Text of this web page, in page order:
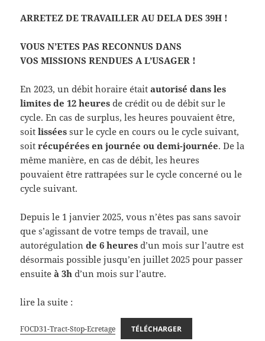
ARRETEZ DE TRAVAILLER AU DELA DES 39H !
VOUS N’ETES PAS RECONNUS DANS
VOS MISSIONS RENDUES A L’USAGER !
En 2023, un débit horaire étaitautorisé dans les
limites de 12 heures de crédit ou de débit sur le
cycle. En cas de surplus, les heures pouvaient être,
soitlissées sur le cycle en cours ou le cycle suivant,
soitrécupérées en journée ou demi-journée. De la
même manière, en cas de débit, les heures
pouvaient être rattrapées sur le cycle concerné ou le
cycle suivant.
Depuis le 1 janvier 2025, vous n’êtes pas sans savoir
que s’agissant de votre temps de travail, une
autorégulationde 6 heures d’un mois sur l’autre est
désormais possible jusqu’en juillet 2025 pour passer
ensuiteà 3h d’un mois sur l’autre.
lire la suite :
FOCD31-Tract-Stop-Ecretage TÉLÉCHARGER